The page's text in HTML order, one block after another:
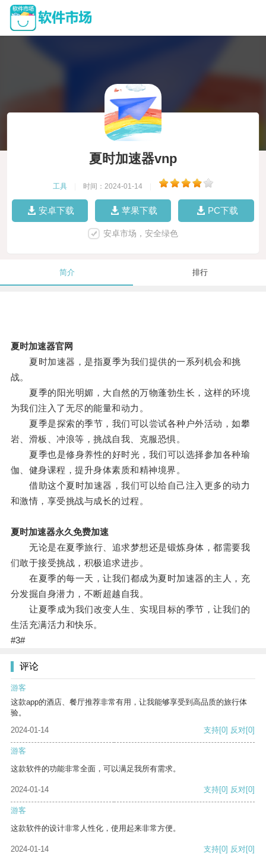
夏时加速器vnp
工具 时间：2024-01-14
安卓下载 苹果下载 PC下载
安卓市场，安全绿色
简介 排行
夏时加速器官网
夏时加速器，是指夏季为我们提供的一系列机会和挑
战。
夏季的阳光明媚，大自然的万物蓬勃生长，这样的环境
为我们注入了无尽的能量和动力。
夏季是探索的季节，我们可以尝试各种户外活动，如攀
岩、滑板、冲浪等，挑战自我、克服恐惧。
夏季也是修身养性的好时光，我们可以选择参加各种瑜
伽、健身课程，提升身体素质和精神境界。
借助这个夏时加速器，我们可以给自己注入更多的动力
和激情，享受挑战与成长的过程。
夏时加速器永久免费加速
无论是在夏季旅行、追求梦想还是锻炼身体，都需要我
们敢于接受挑战，积极追求进步。
在夏季的每一天，让我们都成为夏时加速器的主人，充
分发掘自身潜力，不断超越自我。
让夏季成为我们改变人生、实现目标的季节，让我们的
生活充满活力和快乐。
#3#
评论
游客
这款app的酒店、餐厅推荐非常有用，让我能够享受到高品质的旅行体
验。
2024-01-14
支持[0] 反对[0]
游客
这款软件的功能非常全面，可以满足我所有需求。
2024-01-14 支持[0] 反对[0]
游客
这款软件的设计非常人性化，使用起来非常方便。
2024-01-14 支持[0] 反对[0]